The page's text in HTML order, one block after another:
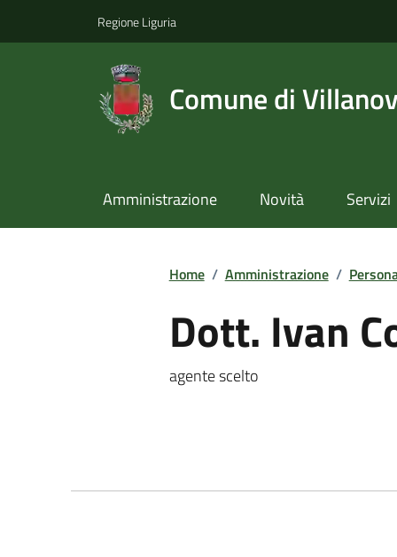
Regione Liguria
Comune di
Amministrazione Novità Servizi
Home / Amministrazione /
Dott. Ivan
agente scelto